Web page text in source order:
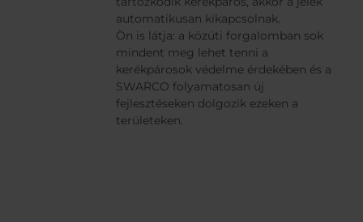
automatikusan kikapcsolnak.
Ön is látja: a közúti forgalomban sok
mindent meg lehet tenni a
kerékpárosok védelme érdekében és a
SWARCO folyamatosan új
fejlesztéseken dolgozik ezeken a
területeken.